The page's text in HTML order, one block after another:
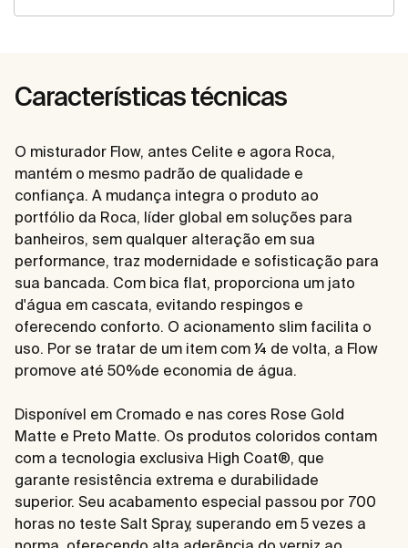
Características técnicas
O misturador Flow, antes Celite e agora Roca,
mantém o mesmo padrão de qualidade e
confiança. A mudança integra o produto ao
portfólio da Roca, líder global em soluções para
banheiros, sem qualquer alteração em sua
performance, traz modernidade e sofisticação para
sua bancada. Com bica flat, proporciona um jato
d'água em cascata, evitando respingos e
oferecendo conforto. O acionamento slim facilita o
uso. Por se tratar de um item com ¼ de volta, a Flow
promove até 50%de economia de água.
Disponível em Cromado e nas cores Rose Gold
Matte e Preto Matte. Os produtos coloridos contam
com a tecnologia exclusiva High Coat®, que
garante resistência extrema e durabilidade
superior. Seu acabamento especial passou por 700
horas no teste Salt Spray, superando em 5 vezes a